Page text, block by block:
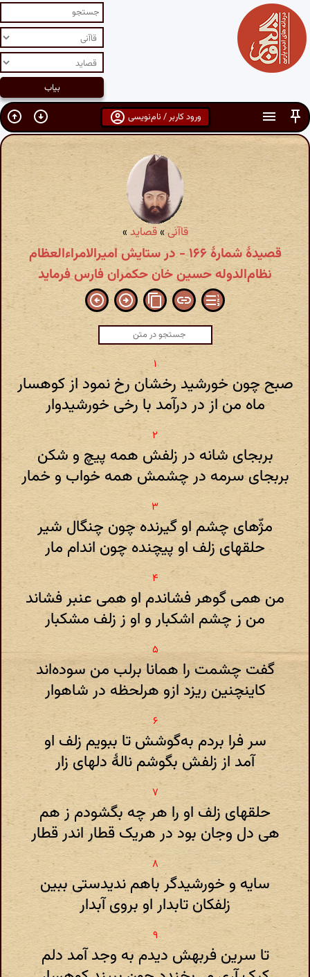
ورود کاربر / نام‌نویسی
قاآنی»قصاید»
قصیدهٔ شمارهٔ ۱۶۶ - در ستایش امیرالامراءالعظام
نظام‌الدوله حسین خان حکمران فارس فرماید
صبح چون خورشید رخشان رخ نمود از کوهسار
ماه من از در درآمد با رخی خورشیدوار
بربجای شانه در زلفش همه پیچ و شکن
بربجای سرمه در چشمش همه خواب و خمار
مژّهای چشم او‌ گیرنده چون چنگال شیر
حلقهای زلف او پیچنده چون اندام مار
من همی گوهر فشاندم او همی عنبر فشاند
من ز چشم اشکبار و او ز زلف مشکبار
گفت چشمت را همانا برلب من سوده‌اند
کاینچنین ریزد ازو هرلحظه در شاهوار
سر فرا بردم به‌گوشش تا ببویم زلف او
آمد از زلفش بگوشم نالهٔ دلهای زار
حلقهای زلف او را هر چه بگشودم ز هم
هی دل وجان بود در هریک قطار اندر قطار
سایه و خورشیدگر باهم ندیدستی ببین
زلفکان تابدار او بروی آبدار
تا سرین فربهش دیدم به وجد آمد دلم